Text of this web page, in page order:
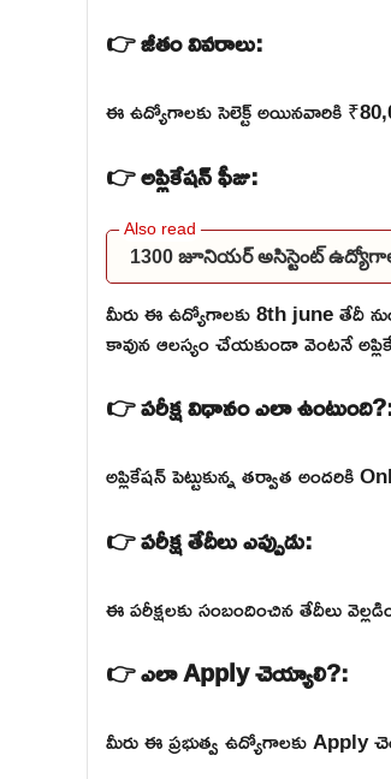
👉 జీతం వివరాలు:
ఈ ఉద్యోగాలకు సెలెక్ట్ అయినవారికి
👉 అప్లికేషన్ ఫీజు:
1300 జూనియర్ అసిస్టెంట్
మీరు ఈ ఉద్యోగాలకు 8th june తేదీ
కావున ఆలస్యం చేయకుండా వెంటనే
👉 పరీక్ష విధానం ఎలా
అప్లికేషన్ పెట్టుకున్న తర్వాత అందరికి
👉 పరీక్ష తేదీలు ఎప్పుడు:
ఈ పరీక్షలకు సంబందించిన తేదీలు
👉 ఎలా Apply చెయ్యాలి?:
మీరు ఈ ప్రభుత్వ ఉద్యోగాలకు